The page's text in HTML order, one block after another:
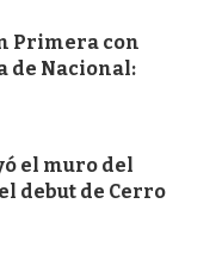
Primera con
de Nacional:
el muro del
debut de Cerro